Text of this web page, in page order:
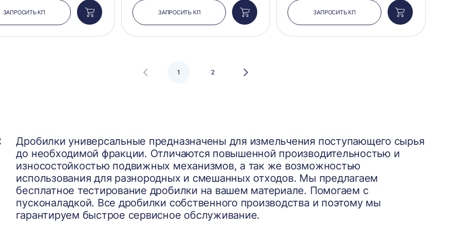
ЗАПРОСИТЬ КП
Добавить
в
корзину
ЗАПРОСИТЬ КП
Добавить
в
корзину
ЗАПРОСИТЬ КП
Добавить
в
корзину
1 2
Следующая
Дробилки универсальные предназначены для измельчения поступающего сырья
до необходимой фракции. Отличаются повышенной производительностью и
износостойкостью подвижных механизмов, а так же возможностью
использования для разнородных и смешанных отходов. Мы предлагаем
бесплатное тестирование дробилки на вашем материале. Помогаем с
пусконаладкой. Все дробилки собственного производства и поэтому мы
гарантируем быстрое сервисное обслуживание.